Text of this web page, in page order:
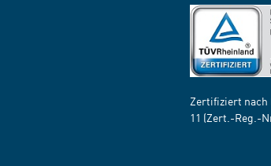
Zertifiziert nach
11 (Zert.-Reg.-